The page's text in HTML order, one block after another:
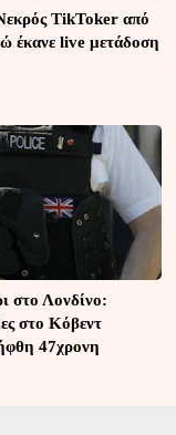
TikToker από
έκανε live μετάδοση
στο Λονδίνο:
στο Κόβεντ
47χρονη